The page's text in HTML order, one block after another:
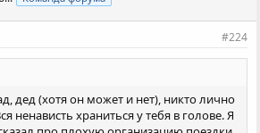
#224
дед (хотя он может и нет), никто лично
ненависть храниться у тебя в голове. Я